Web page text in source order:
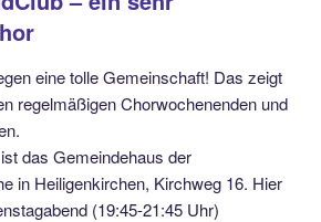
eine tolle Gemeinschaft! Das zeigt
regelmäßigen Chorwochenenden und
das Gemeindehaus der
in Heiligenkirchen, Kirchweg 16. Hier
(19:45-21:45 Uhr)